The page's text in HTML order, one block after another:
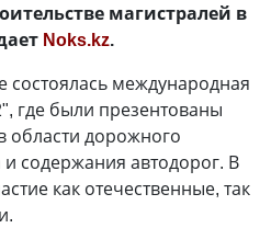
магистралей в
Noks.kz.
состоялась международная
где были презентованы
области дорожного
и содержания автодорог. В
как отечественные, так